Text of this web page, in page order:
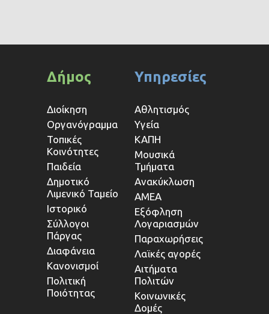
Δήμος
Διοίκηση
Οργανόγραμμα
Τοπικές
Κοινότητες
Παιδεία
Δημοτικό
Λιμενικό Ταμείο
Ιστορικό
Σύλλογοι
Πάργας
Διαφάνεια
Κανονισμοί
Πολιτική
Ποιότητας
Υπηρεσίες
Αθλητισμός
Υγεία
ΚΑΠΗ
Μουσικά
Τμήματα
Ανακύκλωση
ΑΜΕΑ
Εξόφληση
Λογαριασμών
Παραχωρήσεις
Λαϊκές αγορές
Αιτήματα
Πολιτών
Κοινωνικές
Δομές